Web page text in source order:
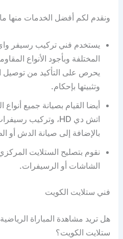
ونقدم لكم أفضل الخدمات منها
يستخدم فني تركيب رسيفر
المختلفة وبأجود الأنواع
يحرص على التأكيد من توصيل
وتثبيتها بإحكام.
أيضا القيام بصيانة جميع
بالإضافة إلى صيانة الدش أو
نقوم بتصليح الستلايت
الشاشات أو الرسيفرات.
فني ستلايت الكويت
هل تريد مشاهدة المباراة
ستلايت الكويت؟